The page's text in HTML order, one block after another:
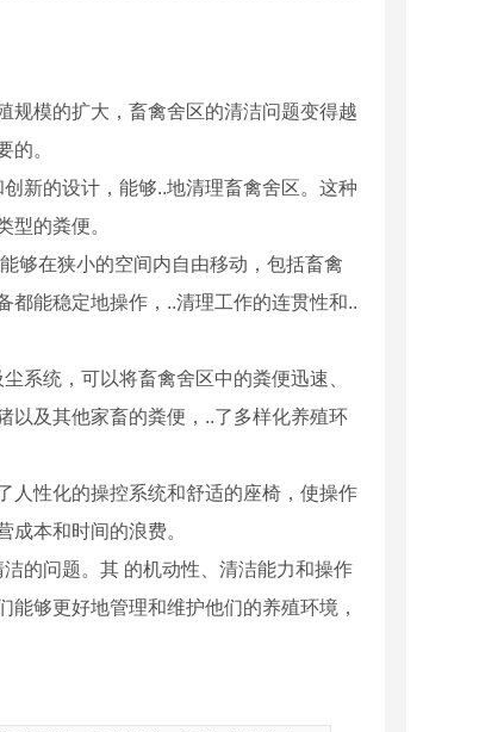
规模的扩大，畜禽舍区的清洁问题变得越
的。
新的设计，能够..地清理畜禽舍区。这种
型的粪便。
够在狭小的空间内自由移动，包括畜禽
都能稳定地操作，..清理工作的连贯性和..
系统，可以将畜禽舍区中的粪便迅速、
以及其他家畜的粪便，..了多样化养殖环
人性化的操控系统和舒适的座椅，使操作
本和时间的浪费。
的问题。其 的机动性、清洁能力和操作
够更好地管理和维护他们的养殖环境，